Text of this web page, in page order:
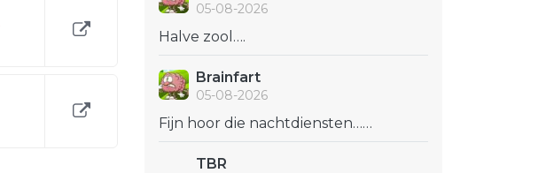
05-08-2026
Halve zool….
Brainfart
05-08-2026
Fijn hoor die nachtdiensten……
TBR